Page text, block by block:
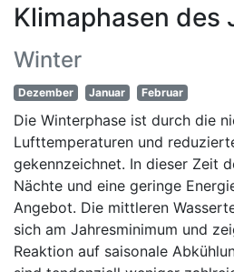
Klimaphasen des
Winter
Dezember Januar Februar
Die Winterphase ist durch die
Lufttemperaturen und
gekennzeichnet. In dieser Zeit
Nächte und eine geringe
Angebot. Die mittleren
sich am Jahresminimum und
Reaktion auf saisonale